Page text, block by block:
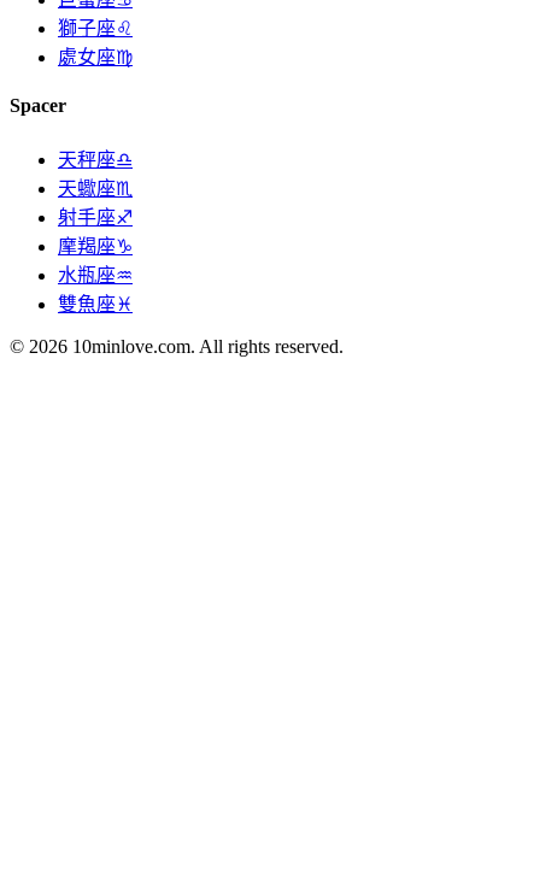
獅子座♌
處女座♍
Spacer
天秤座♎
天蠍座♏
射手座♐
摩羯座♑
水瓶座♒
雙魚座♓
© 2026 10minlove.com. All rights reserved.